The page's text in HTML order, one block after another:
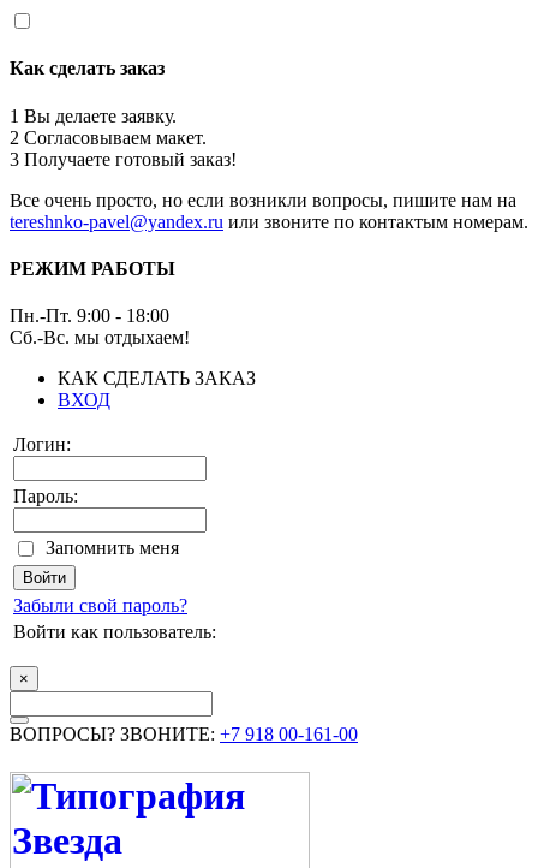
Как сделать заказ
1 Вы делаете заявку.
2 Согласовываем макет.
3 Получаете готовый заказ!
Все очень просто, но если возникли вопросы, пишите нам на
tereshnko-pavel@yandex.ru или звоните по контактым номерам.
РЕЖИМ РАБОТЫ
Пн.-Пт. 9:00 - 18:00
Сб.-Вс. мы отдыхаем!
КАК СДЕЛАТЬ ЗАКАЗ
ВХОД
Логин:
Пароль:
Запомнить меня
Забыли свой пароль?
Войти как пользователь:
×
ВОПРОСЫ? ЗВОНИТЕ: +7 918 00-161-00